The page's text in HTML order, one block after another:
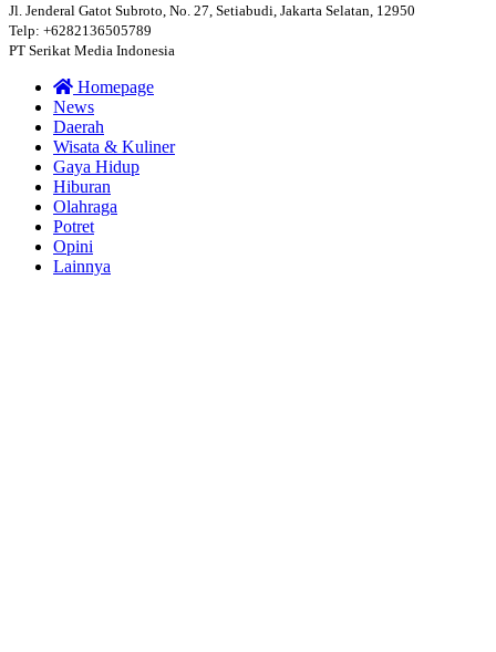
Jl. Jenderal Gatot Subroto, No. 27, Setiabudi, Jakarta Selatan, 12950
Telp: +6282136505789
PT Serikat Media Indonesia
Homepage
News
Daerah
Wisata & Kuliner
Gaya Hidup
Hiburan
Olahraga
Potret
Opini
Lainnya